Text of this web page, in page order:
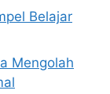
Belajar
Mengolah